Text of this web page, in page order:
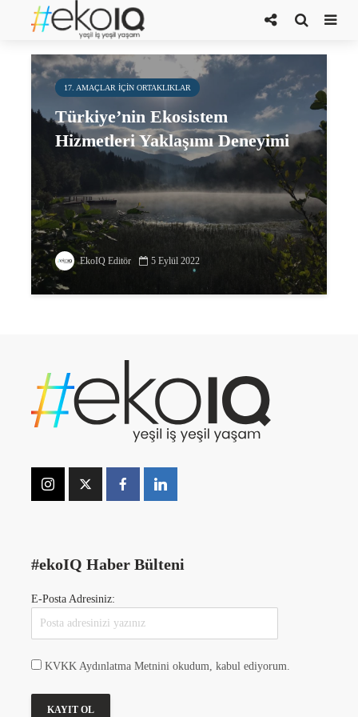
dünyanın doğal sermayesi
17. AMAÇLAR IÇIN ORTAKLIKLAR
Türkiye’nin Ekosistem
Hizmetleri Yaklaşımı Deneyimi
EkoIQ Editör 5 Eylül 2022
#ekoIQ Haber Bülteni
E-Posta Adresiniz:
KVKK Aydınlatma Metnini okudum, kabul ediyorum.